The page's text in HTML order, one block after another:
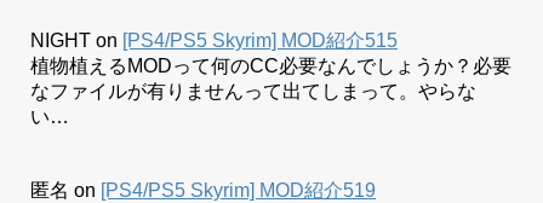
NIGHT on [PS4/PS5 Skyrim] MOD紹介515
植物植えるMODって何のCC必要なんでしょうか？必要
なファイルが有りませんって出てしまって。やらな
い…
匿名 on [PS4/PS5 Skyrim] MOD紹介519